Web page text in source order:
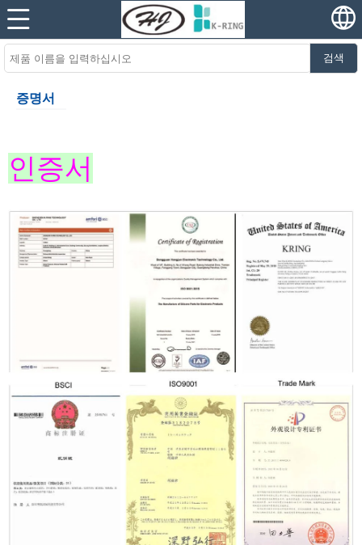
검색
증명서
인증서